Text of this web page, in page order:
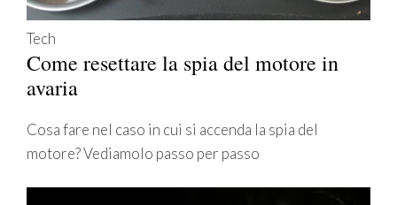
Tech
Come resettare la spia del motore in
avaria
Cosa fare nel caso in cui si accenda la spia del
motore? Vediamolo passo per passo